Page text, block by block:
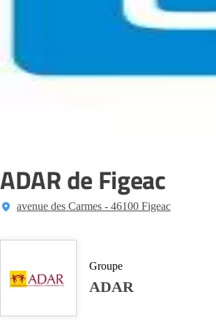
ADAR de Figeac
avenue des Carmes - 46100 Figeac
Groupe
ADAR